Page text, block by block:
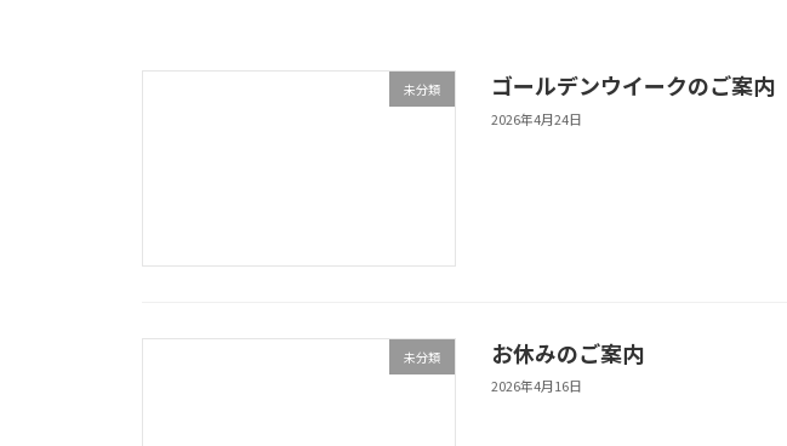
未分類 ゴールデンウイークのご案内
2026年4月24日
未分類 お休みのご案内
2026年4月16日